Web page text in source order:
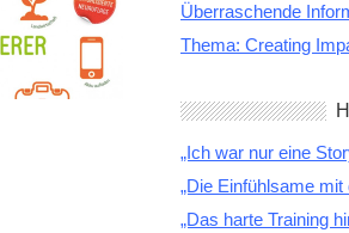
Überraschende
Thema: Creating
„Ich war nur eine
„Die Einfühlsame
„Das harte Training